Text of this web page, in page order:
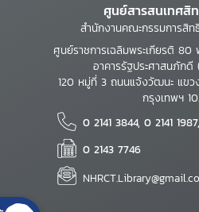
ศูนย์สารสนเทศสิ
สำนักงานคณะกรรมการสิ
ศูนย์ราชการเฉลิมพระเกียรติ
อาคารรัฐประศาสนภักดี
120 หมู่ที่ 3 ถนนแจ้งวัฒนะ แข
กรุงเทพฯ
0 2141 3844, 0 2141
0 2143 7746